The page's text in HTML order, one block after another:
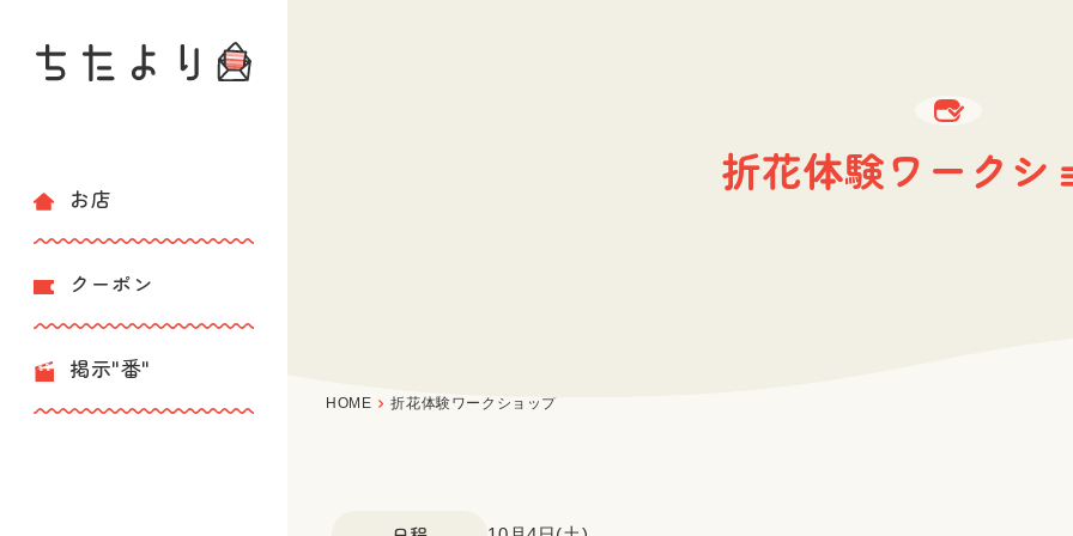
お店
クーポン
掲示"番"
折花体験ワークシ
HOME 折花体験ワークショップ